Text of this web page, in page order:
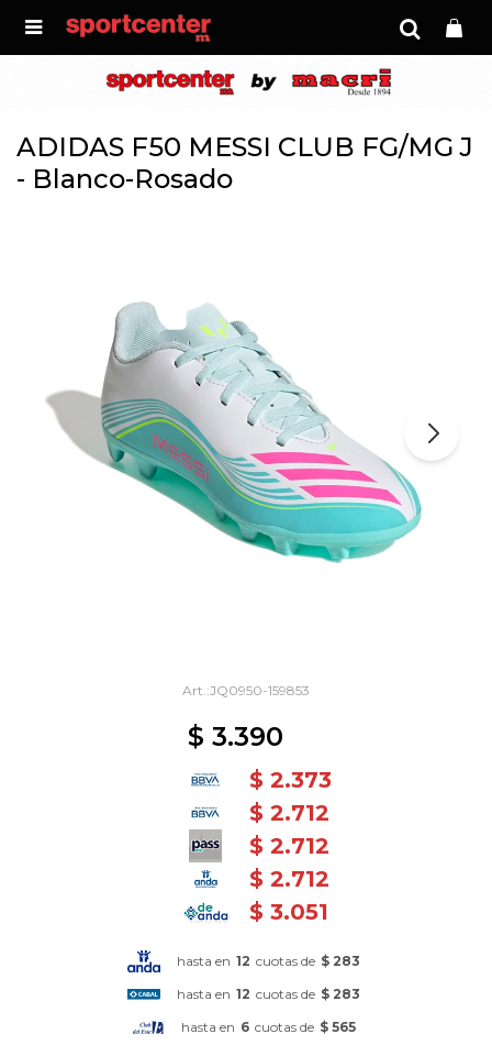

ADIDAS F50 MESSI CLUB FG/MG J
- Blanco-Rosado
JQ0950-159853
$ 3.390
$ 2.373
$ 2.712
$ 2.712
$ 2.712
$ 3.051
hasta en 12 cuotas de $ 283
hasta en 12 cuotas de $ 283
hasta en 6 cuotas de $ 565